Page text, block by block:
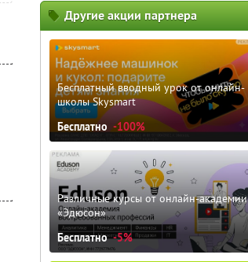
Другие акции партнера
Бесплатный вводный урок от онлайн-
школы Skysmart
Бесплатно -100%
Различные курсы от онлайн-академии
«Эдюсон»
Бесплатно -5%